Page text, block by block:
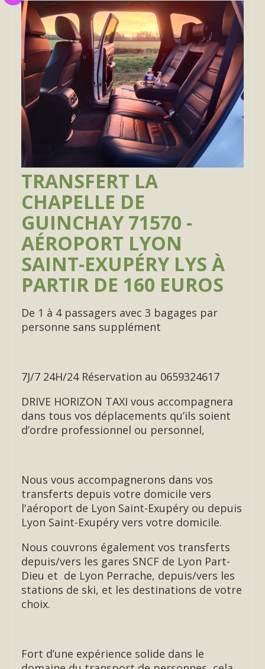
TRANSFERT LA
CHAPELLE DE
GUINCHAY 71570 -
AÉROPORT LYON
SAINT-EXUPÉRY LYS À
PARTIR DE 160 EUROS
De 1 à 4 passagers avec 3 bagages par
personne sans supplément
7J/7 24H/24 Réservation au 0659324617
DRIVE HORIZON TAXI vous accompagnera
dans tous vos déplacements qu’ils soient
d’ordre professionnel ou personnel,
Nous vous accompagnerons dans vos
transferts depuis votre domicile vers
l'aéroport de Lyon Saint-Exupéry ou depuis
Lyon Saint-Exupéry vers votre domicile.
Nous couvrons également vos transferts
depuis/vers les gares SNCF de Lyon Part-
Dieu et de Lyon Perrache, depuis/vers les
stations de ski, et les destinations de votre
choix.
Fort d’une expérience solide dans le